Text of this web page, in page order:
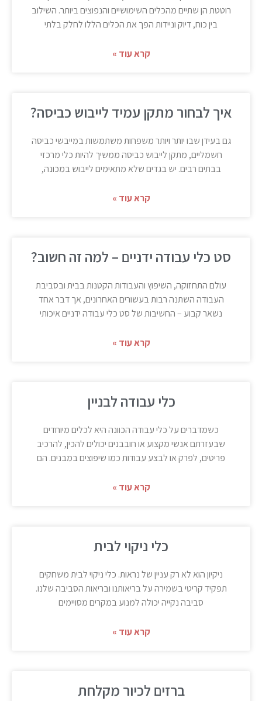
רוטטת הן שתיים מהכלים השימושיים והנפוצים ביותר. השילוב
בין כוח, דיוק וניידות הפך את הכלים הללו לחלק בלתי
קרא עוד »
איך לבחור מתקן עמיד לייבוש כביסה?
גם בעידן שבו יותר ויותר משפחות משתמשות במייבשי כביסה
חשמליים, מתקן לייבוש כביסה ממשיך להיות כלי מרכזי
בבתים רבים. יש בגדים שלא מתאימים לייבוש במכונה,
קרא עוד »
סט כלי עבודה ידניים – למה זה חשוב?
עולם התחזוקה, השיפוץ והעבודות הקטנות בבית ובסביבת
העבודה השתנה רבות בעשורים האחרונים, אך דבר אחד
נשאר קבוע – החשיבות של סט כלי עבודה ידניים איכותי
קרא עוד »
כלי עבודה לבניין
כשמדברים על כלי עבודה הכוונה היא לכלים מיוחדים
שבעזרתם אנשי מקצוע או חובבנים יכולים להכין, להרכיב
פריטים, לפרק או לבצע עבודות כמו שיפוצים במבנים. הם
קרא עוד »
כלי ניקוי לבית
ניקיון הוא לא רק עניין של נראות. כלי ניקוי לבית משחקים
תפקיד קריטי בשמירה על בריאותנו ובריאות הסביבה שלנו.
סביבה נקייה יכולה למנוע במקרים מסויימים
קרא עוד »
ברזים לכיור מקלחת